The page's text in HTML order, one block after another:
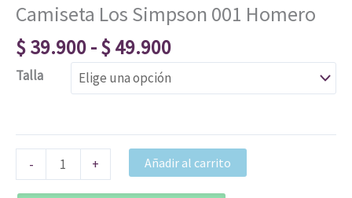
Camiseta Los Simpson 001 Homero
$39.900-$49.900
Talla
- + Añadir al carrito